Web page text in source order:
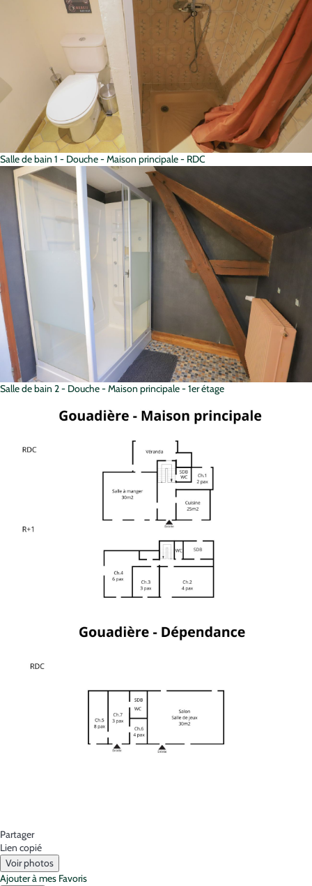
Salle de bain 1 - Douche - Maison principale - RDC
Salle de bain 2 - Douche - Maison principale - 1er étage
Partager
Lien copié
Voir photos
Ajouter à mes Favoris